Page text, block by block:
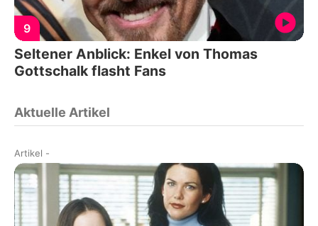
9
Seltener Anblick: Enkel von Thomas
Gottschalk flasht Fans
Aktuelle Artikel
Artikel -